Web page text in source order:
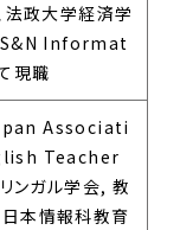
法政大学経済学
S&N Informat
現職
Associati
Teacher
ンガル学会, 教
日本情報科教育